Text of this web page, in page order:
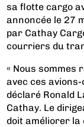
sa flotte cargo
annoncée le 27
par Cathay
courriers du
« Nous
avec ces
déclaré Ronald
Cathay. Le
doit améliorer la